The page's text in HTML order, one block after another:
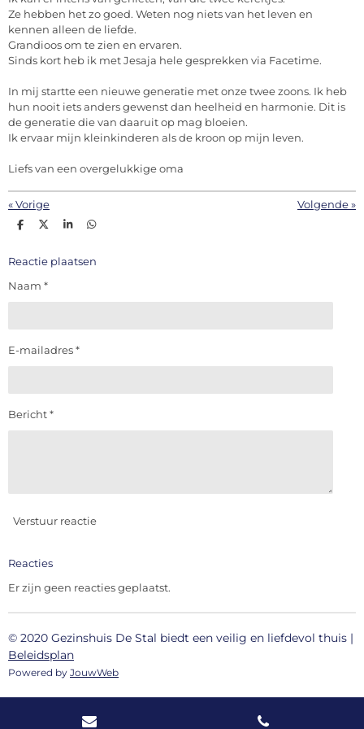
Ze hebben het zo goed. Weten nog niets van het leven en
kennen alleen de liefde.
Grandioos om te zien en ervaren.
Sinds kort heb ik met Jesaja hele gesprekken via Facetime.
In mij startte een nieuwe generatie met onze twee zoons. Ik heb
hun nooit iets anders gewenst dan heelheid en harmonie. Dit is
de generatie die van daaruit op mag bloeien.
Ik ervaar mijn kleinkinderen als de kroon op mijn leven.
Liefs van een overgelukkige oma
«Vorige Volgende»
D
e
D
l
S
r
D
e
Reactie plaatsen
Naam *
E-mailadres *
Bericht *
Verstuur reactie
Reacties
Er zijn geen reacties geplaatst.
© 2020 Gezinshuis De Stal biedt een veilig en liefdevol thuis |
Beleidsplan
Powered by JouwWeb